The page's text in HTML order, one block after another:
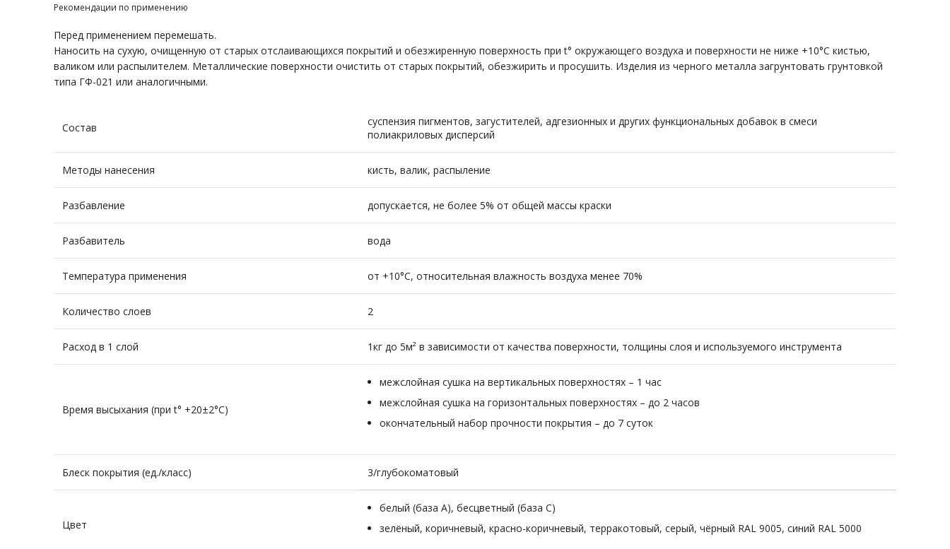
Рекомендации по применению
Перед применением перемешать.
Наносить на сухую, очищенную от старых отслаивающихся покрытий и обезжиренную поверхность при t° окружающего воздуха и поверхности не ниже +10°С кистью,
валиком или распылителем. Металлические поверхности очистить от старых покрытий, обезжирить и просушить. Изделия из черного металла загрунтовать грунтовкой
типа ГФ-021 или аналогичными.
Состав
суспензия пигментов, загустителей, адгезионных и других функциональных добавок в смеси
полиакриловых дисперсий
Методы нанесения кисть, валик, распыление
Разбавление допускается, не более 5% от общей массы краски
Разбавитель вода
Температура применения от +10°С, относительная влажность воздуха менее 70%
Количество слоев 2
Расход в 1 слой 1кг до 5м² в зависимости от качества поверхности, толщины слоя и используемого инструмента
Время высыхания (при t° +20±2°C)
межслойная сушка на вертикальных поверхностях – 1 час
межслойная сушка на горизонтальных поверхностях – до 2 часов
окончательный набор прочности покрытия – до 7 суток
Блеск покрытия (ед./класс) 3/глубокоматовый
Цвет
белый (база А), бесцветный (база С)
зелёный, коричневый, красно-коричневый, терракотовый, серый, чёрный RAL 9005, синий RAL 5000